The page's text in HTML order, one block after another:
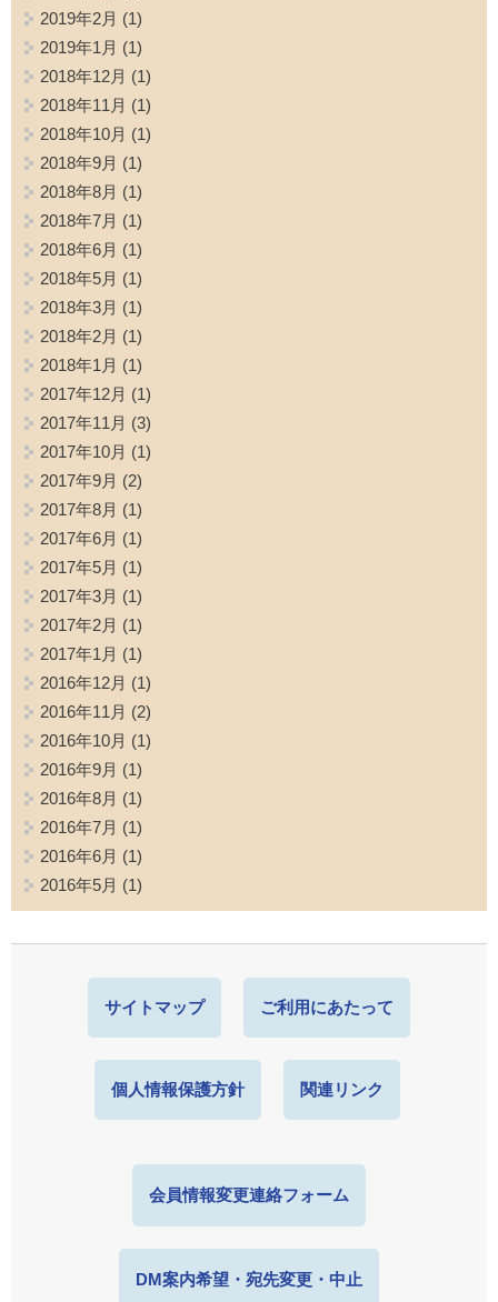
2019年2月 (1)
2019年1月 (1)
2018年12月 (1)
2018年11月 (1)
2018年10月 (1)
2018年9月 (1)
2018年8月 (1)
2018年7月 (1)
2018年6月 (1)
2018年5月 (1)
2018年3月 (1)
2018年2月 (1)
2018年1月 (1)
2017年12月 (1)
2017年11月 (3)
2017年10月 (1)
2017年9月 (2)
2017年8月 (1)
2017年6月 (1)
2017年5月 (1)
2017年3月 (1)
2017年2月 (1)
2017年1月 (1)
2016年12月 (1)
2016年11月 (2)
2016年10月 (1)
2016年9月 (1)
2016年8月 (1)
2016年7月 (1)
2016年6月 (1)
2016年5月 (1)
サイトマップ ご利用にあたって
個人情報保護方針 関連リンク
会員情報変更連絡フォーム
DM案内希望・宛先変更・中止